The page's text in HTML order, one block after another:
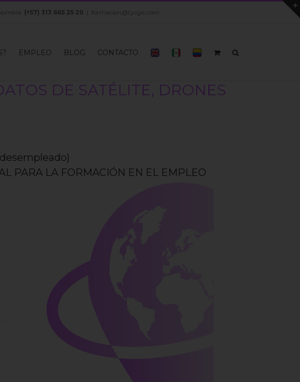
(+57) 313 665 25 20 | formacion@tycgis.com
EMPLEO BLOG CONTACTO
DE SATÉLITE, DRONES
PARA LA FORMACIÓN EN EL EMPLEO